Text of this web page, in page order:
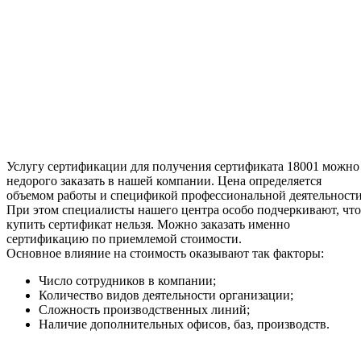
Услугу сертификации для получения сертификата 18001 можно
недорого заказать в нашей компании. Цена определяется
объемом работы и спецификой профессиональной
При этом специалисты нашего центра особо подчеркивают, что
купить сертификат нельзя. Можно заказать именно
сертификацию по приемлемой стоимости.
Основное влияние на стоимость оказывают так факторы:
Число сотрудников в компании;
Количество видов деятельности организации;
Сложность производственных линий;
Наличие дополнительных офисов, баз, производств.